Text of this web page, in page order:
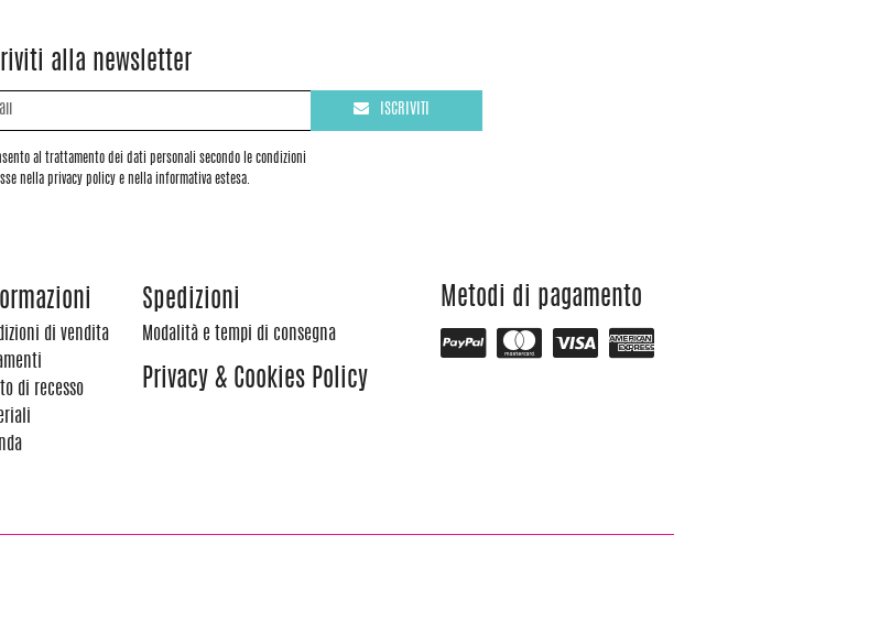
alla newsletter
al trattamento dei dati personali secondo le condizioni
nella privacy policy e nella informativa estesa.
ISCRIVITI
di vendita
di recesso
Spedizioni
Modalità e tempi di consegna
Privacy & Cookies Policy
Metodi di pagamento